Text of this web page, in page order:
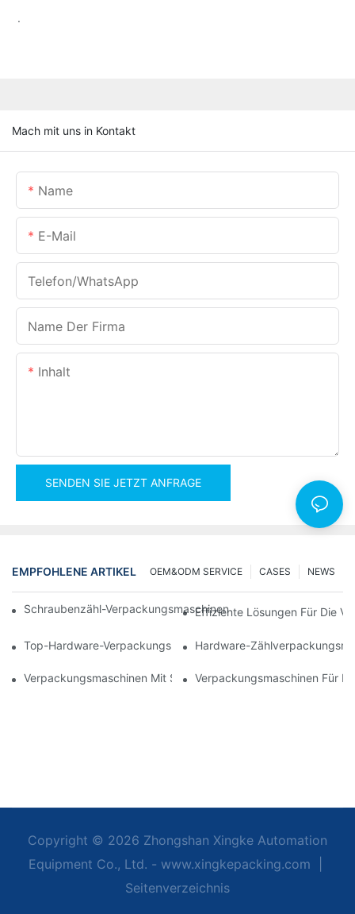
.
Mach mit uns in Kontakt
Name
E-Mail
Telefon/WhatsApp
Name Der Firma
Inhalt
SENDEN SIE JETZT ANFRAGE
EMPFOHLENE ARTIKEL NEWS
CASES
OEM&ODM SERVICE
Schraubenzähl-Verpackungsmaschinen Für Zuverlässige Und
Effiziente Lösungen Für Die
Top-Hardware-Verpackungsmaschinen Für Eine Konsistente
Hardware-
Verpackungsmaschinen Mit Schraubenzählfunktion: Das
Verpackungsmaschinen Für
Copyright © 2026 Zhongshan Xingke Automation
Equipment Co., Ltd. - www.xingkepacking.com
Seitenverzeichnis